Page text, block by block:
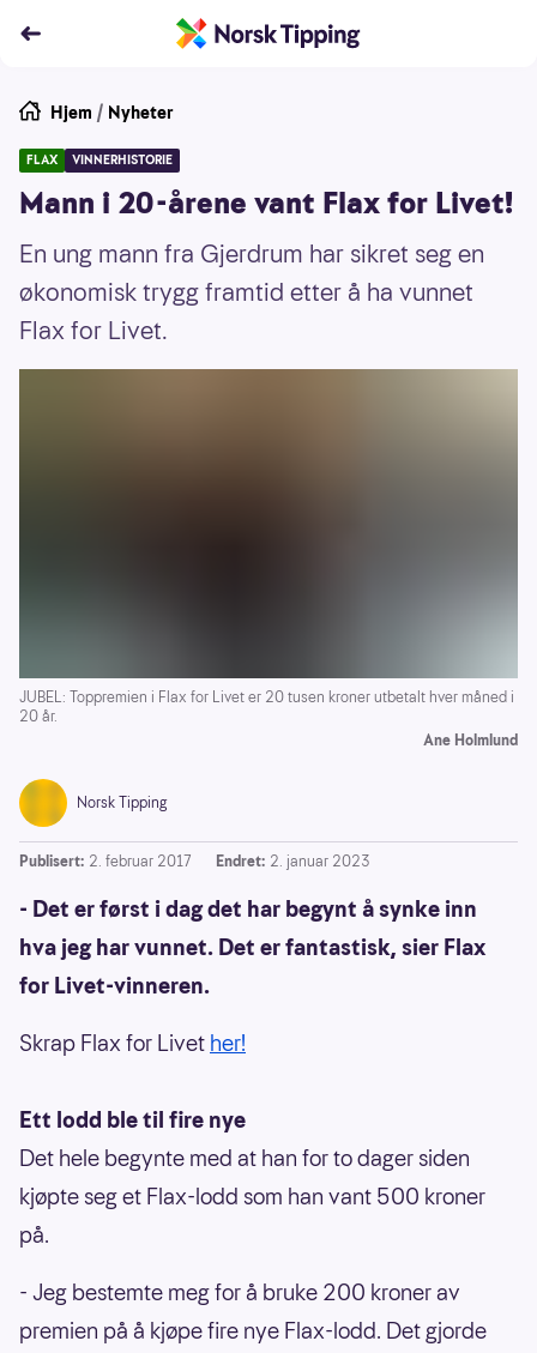
Hjem / Nyheter
FLAX VINNERHISTORIE
Mann i 20-årene vant Flax for Livet!
En ung mann fra Gjerdrum har sikret seg en
økonomisk trygg framtid etter å ha vunnet
Flax for Livet.
JUBEL: Toppremien i Flax for Livet er 20 tusen kroner utbetalt hver måned i
20 år.
Ane Holmlund
Norsk Tipping
Publisert: 2. februar 2017 Endret: 2. januar 2023
- Det er først i dag det har begynt å synke inn
hva jeg har vunnet. Det er fantastisk, sier Flax
for Livet-vinneren.
Skrap Flax for Livet her!
Ett lodd ble til fire nye
Det hele begynte med at han for to dager siden
kjøpte seg et Flax-lodd som han vant 500 kroner
på.
- Jeg bestemte meg for å bruke 200 kroner av
premien på å kjøpe fire nye Flax-lodd. Det gjorde